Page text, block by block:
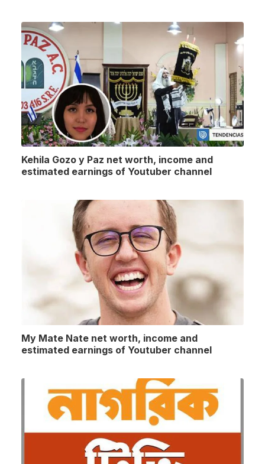
Kehila Gozo y Paz net worth, income and
estimated earnings of Youtuber channel
My Mate Nate net worth, income and
estimated earnings of Youtuber channel